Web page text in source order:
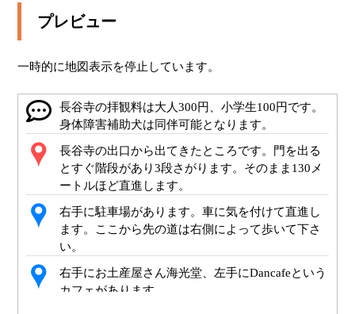
プレビュー
一時的に地図表示を停止しています。
長谷寺の拝観料は大人300円、小学生100円です。
身体障害補助犬は同伴可能となります。
長谷寺の出口から出てきたところです。門を出る
とすぐ階段があり3段さがります。そのまま130メ
ートルほど直進します。
右手に駐車場があります。車に気を付けて直進し
ます。ここから先の道は右側によって歩いて下さ
い。
右手にお土産屋さん海光堂、左手にDancafeという
カフェがあります。